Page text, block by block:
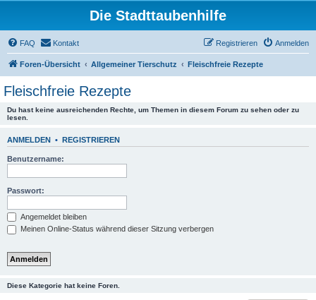
Die Stadttaubenhilfe
FAQ Kontakt Anmelden
Registrieren
Foren-Übersicht Allgemeiner Tierschutz Fleischfreie Rezepte
Fleischfreie Rezepte
Du hast keine ausreichenden Rechte, um Themen in diesem Forum zu sehen oder zu
lesen.
ANMELDEN • REGISTRIEREN
Benutzername:
Passwort:
Angemeldet bleiben
Meinen Online-Status während dieser Sitzung verbergen
Diese Kategorie hat keine Foren.